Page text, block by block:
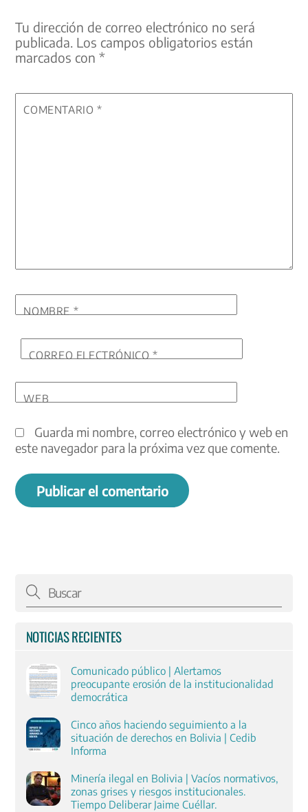
Tu dirección de correo electrónico no será
publicada. Los campos obligatorios están
marcados con*
COMENTARIO*
NOMBRE *
CORREO ELECTRÓNICO*
WEB
Guarda mi nombre, correo electrónico y web en
este navegador para la próxima vez que comente.
NOTICIAS RECIENTES
Comunicado público | Alertamos
preocupante erosión de la institucionalidad
democrática
Cinco años haciendo seguimiento a la
situación de derechos en Bolivia | Cedib
Informa
Minería ilegal en Bolivia | Vacíos normativos,
zonas grises y riesgos institucionales.
Tiempo Deliberar Jaime Cuéllar.